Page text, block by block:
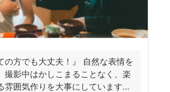
の方でも大丈夫！』 自然な表情を
撮影中はかしこまることなく、楽
雰囲気作りを大事にしています＾